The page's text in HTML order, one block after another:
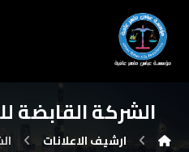
الشركة القابضة
ارشيف الاعلانات